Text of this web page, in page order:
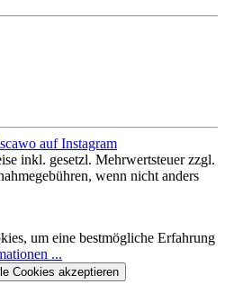
inkl. gesetzl. Mehrwertsteuer zzgl.
wenn nicht anders
um eine bestmögliche Erfahrung
...
Cookies akzeptieren